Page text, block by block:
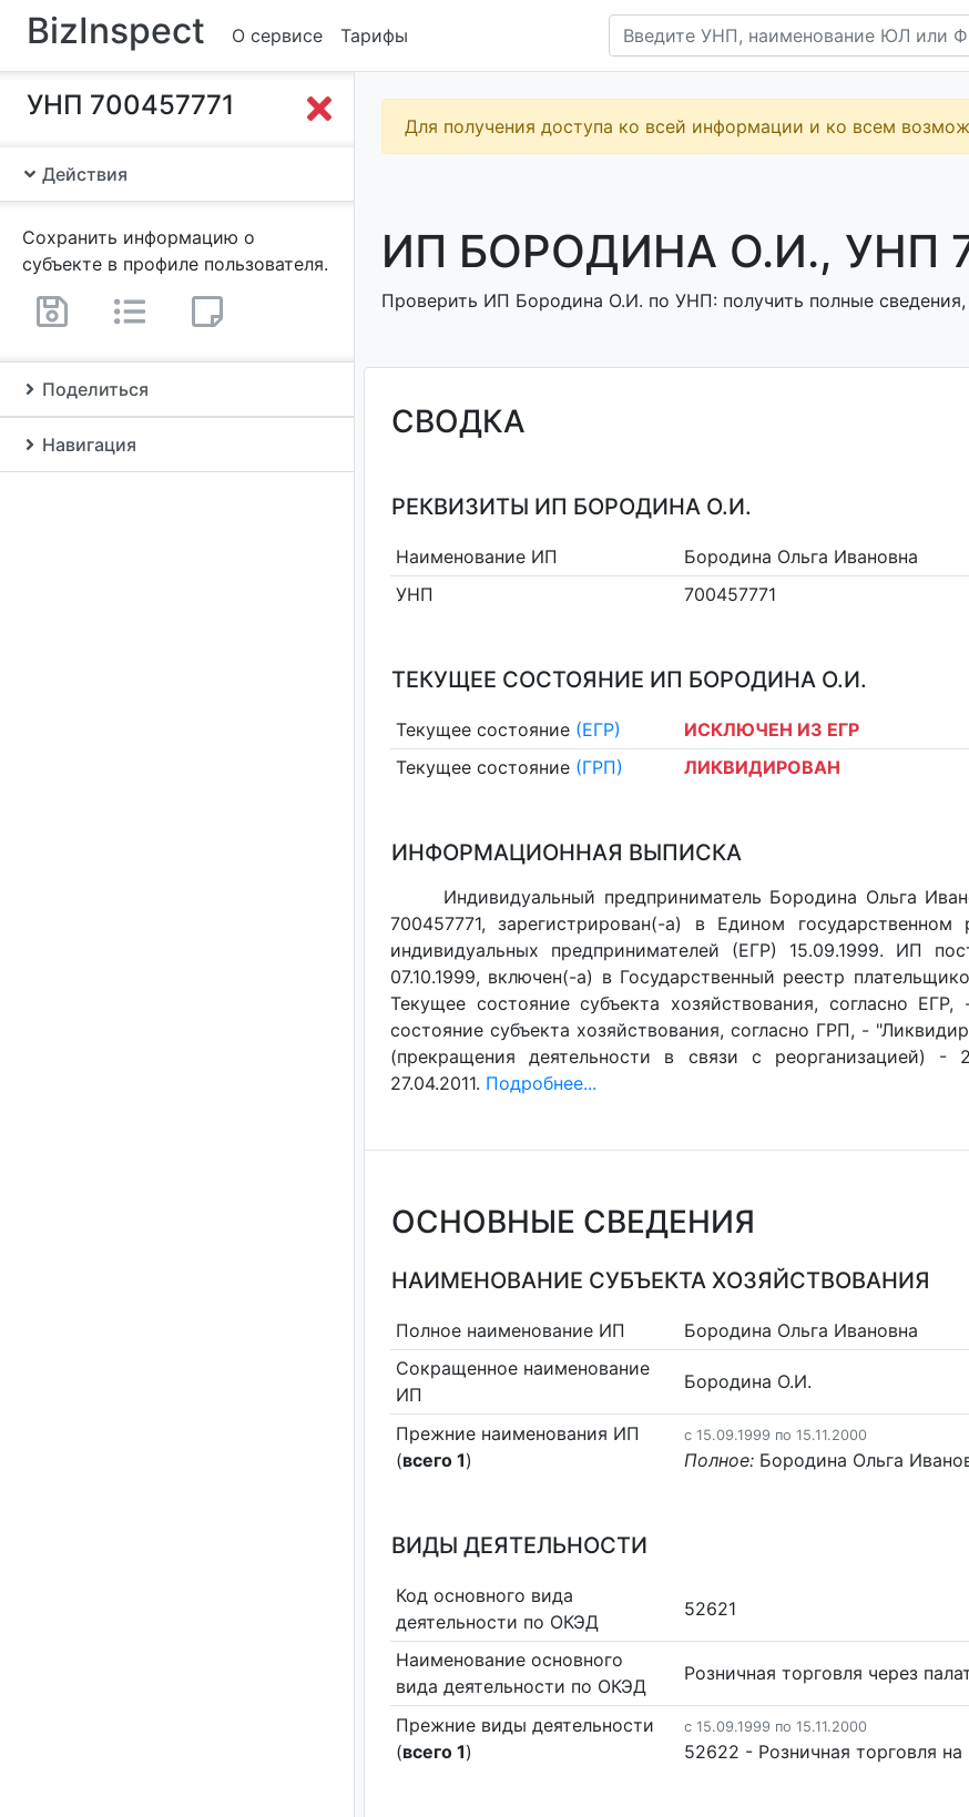
BizInspect О сервисе Тарифы
УНП 700457771
Действия
Сохранить информацию о
субъекте в профиле пользователя.
Поделиться
Навигация
Для получения доступа ко всей информации и ко всем
ИП БОРОДИНА О.И., УНП
Проверить ИП Бородина О.И. по УНП: получить полные сведения,
СВОДКА
РЕКВИЗИТЫ ИП БОРОДИНА О.И.
Наименование ИП
Бородина Ольга Ивановна
УНП
700457771
ТЕКУЩЕЕ СОСТОЯНИЕ ИП БОРОДИНА О.И.
Текущее состояние (ЕГР)
ИСКЛЮЧЕН ИЗ ЕГР
Текущее состояние (ГРП) ЛИКВИДИРОВАН
ИНФОРМАЦИОННАЯ ВЫПИСКА
Индивидуальный предприниматель Бородина Ольга
700457771, зарегистрирован(-а) в Едином
индивидуальных предпринимателей (ЕГР) 15.09.1999. ИП
07.10.1999, включен(-a) в Государственный реестр
Текущее состояние субъекта хозяйствования, согласно
состояние субъекта хозяйствования, согласно ГРП, -
(прекращения деятельности в связи с реорганизацией) -
27.04.2011. Подробнее...
ОСНОВНЫЕ СВЕДЕНИЯ
НАИМЕНОВАНИЕ СУБЪЕКТА ХОЗЯЙСТВОВАНИЯ
Полное наименование ИП
Бородина Ольга Ивановна
Сокращенное наименование
ИП
Бородина О.И.
Прежние наименования ИП
(всего 1)
c 15.09.1999 по 15.11.2000
Полное: Бородина Ольга
ВИДЫ ДЕЯТЕЛЬНОСТИ
Код основного вида
деятельности по ОКЭД
52621
Наименование основного
вида деятельности по ОКЭД
Розничная торговля через
Прежние виды деятельности
(всего 1)
c 15.09.1999 по 15.11.2000
52622 - Розничная торговля на